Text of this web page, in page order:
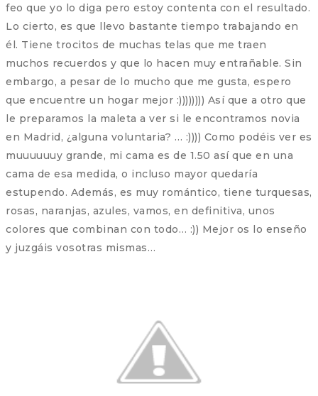
feo que yo lo diga pero estoy contenta con el resultado.
Lo cierto, es que llevo bastante tiempo trabajando en
él. Tiene trocitos de muchas telas que me traen
muchos recuerdos y que lo hacen muy entrañable. Sin
embargo, a pesar de lo mucho que me gusta, espero
que encuentre un hogar mejor :)))))))) Así que a otro que
le preparamos la maleta a ver si le encontramos novia
en Madrid, ¿alguna voluntaria? … :)))) Como podéis ver es
muuuuuuy grande, mi cama es de 1.50 así que en una
cama de esa medida, o incluso mayor quedaría
estupendo. Además, es muy romántico, tiene turquesas,
rosas, naranjas, azules, vamos, en definitiva, unos
colores que combinan con todo… :)) Mejor os lo enseño
y juzgáis vosotras mismas…